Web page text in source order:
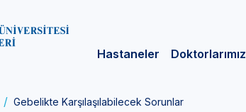
Hastaneler Doktorlarımız
Gebelikte Karşılaşılabilecek Sorunlar